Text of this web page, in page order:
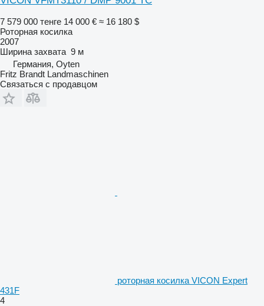
7 579 000 тенге 14 000 € ≈ 16 180 $
Роторная косилка
2007
Ширина захвата 9 м
Германия, Oyten
Fritz Brandt Landmaschinen
Связаться с продавцом
роторная косилка VICON Expert
431F
4